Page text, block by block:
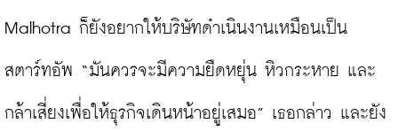
Malhotra ก็ยังอยากให้บริษัทดำเนินงานเหมือนเป็น
สตาร์ทอัพ “มันควรจะมีความยืดหยุ่น หิวกระหาย และ
กล้าเสี่ยงเพื่อให้ธุรกิจเดินหน้าอยู่เสมอ” เธอกล่าว และยัง